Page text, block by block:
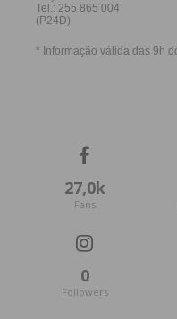
27,0k
Fans
0
Followers